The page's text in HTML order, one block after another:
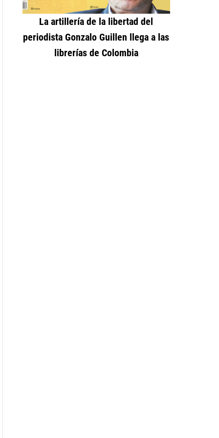
La artillería de la libertad del
periodista Gonzalo Guillen llega a las
librerías de Colombia